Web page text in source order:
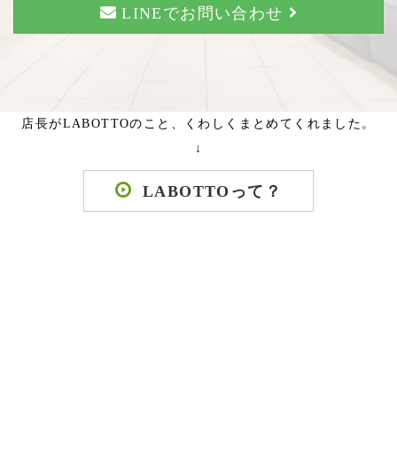
LINEでお問い合わせ
店長がLABOTTOのこと、くわしくまとめてくれました。
↓
LABOTTOって？